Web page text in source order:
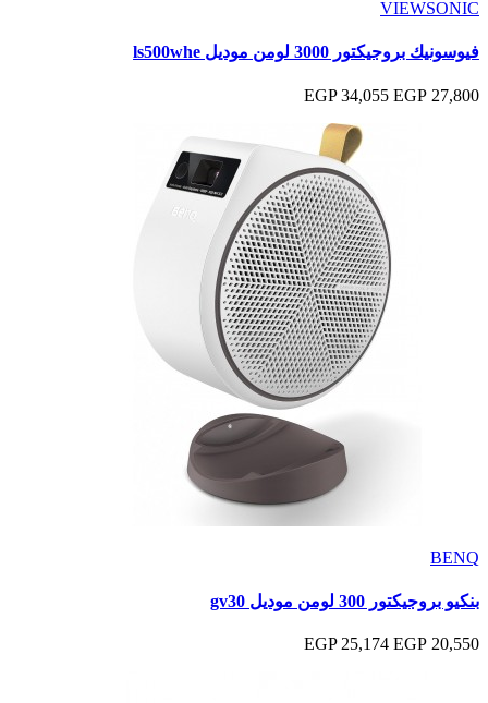
VIEWSONIC
فيوسونيك بروجيكتور 3000 لومن موديل ls500whe
27,800 EGP
34,055 EGP
BENQ
بنكيو بروجيكتور 300 لومن موديل gv30
20,550 EGP
25,174 EGP